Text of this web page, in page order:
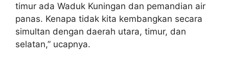
timur ada Waduk Kuningan dan pemandian air
panas. Kenapa tidak kita kembangkan secara
simultan dengan daerah utara, timur, dan
selatan,” ucapnya.